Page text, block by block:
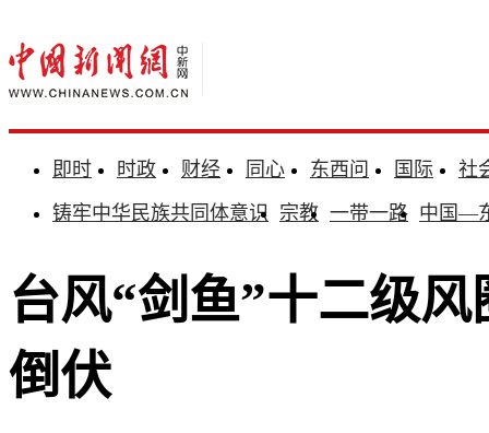
即时 时政 财经 同心 东西问 国际
社
铸牢中华民族共同体意识 宗教 一带一路 中国—
台风“剑鱼”十二级
倒伏